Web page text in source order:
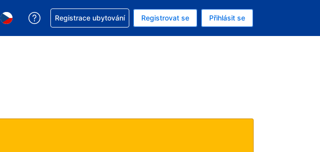
si měnu. Aktuálně zvolená měna: Americký dolar
Vyberte si jazyk. Aktuálně zvolený jazyk: V češtině
Asistence s rezervací
Registrace ubytování Registrovat se Přihlásit se